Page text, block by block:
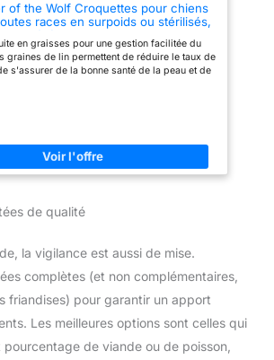
of the Wolf Croquettes pour chiens
races en surpoids ou stérilisés,
en graisses pour une gestion facilitée du
graines de lin permettent de réduire le taux de
s'assurer de la bonne santé de la peau et de
de qualité
la vigilance est aussi de mise.
complètes (et non complémentaires,
friandises) pour garantir un apport
Les meilleures options sont celles qui
de viande ou de poisson,